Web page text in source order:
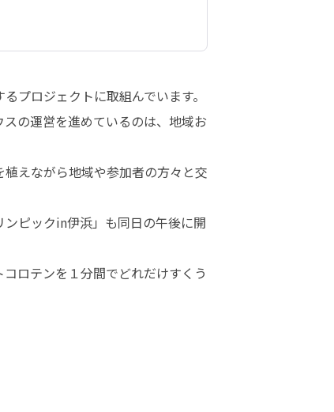
プロジェクトに取組んでいます。
の運営を進めているのは、地域お
えながら地域や参加者の方々と交
ピックin伊浜」も同日の午後に開
ロテンを１分間でどれだけすくう